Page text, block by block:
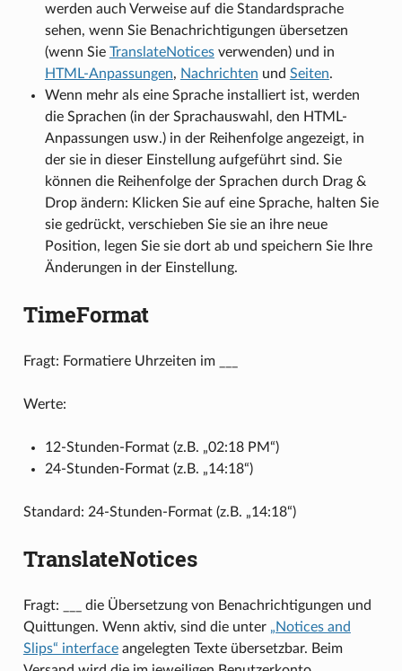
werden auch Verweise auf die Standardsprache
sehen, wenn Sie Benachrichtigungen übersetzen
(wenn Sie TranslateNoticesverwenden) und in
HTML-Anpassungen, Nachrichten und Seiten.
Wenn mehr als eine Sprache installiert ist, werden
die Sprachen (in der Sprachauswahl, den HTML-
Anpassungen usw.) in der Reihenfolge angezeigt, in
der sie in dieser Einstellung aufgeführt sind. Sie
können die Reihenfolge der Sprachen durch Drag &
Drop ändern: Klicken Sie auf eine Sprache, halten Sie
sie gedrückt, verschieben Sie sie an ihre neue
Position, legen Sie sie dort ab und speichern Sie Ihre
Änderungen in der Einstellung.
TimeFormat
Fragt: Formatiere Uhrzeiten im ___
Werte:
12-Stunden-Format (z.B. „02:18 PM“)
24-Stunden-Format (z.B. „14:18“)
Standard: 24-Stunden-Format (z.B. „14:18“)
TranslateNotices
Fragt: ___ die Übersetzung von Benachrichtigungen und
Quittungen. Wenn aktiv, sind die unter „Notices and
Slips“ interfaceangelegten Texte übersetzbar. Beim